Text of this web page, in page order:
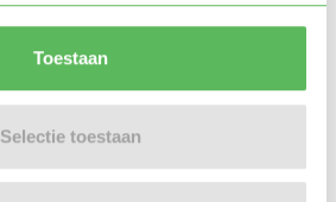
Toestaan
Selectie toestaan